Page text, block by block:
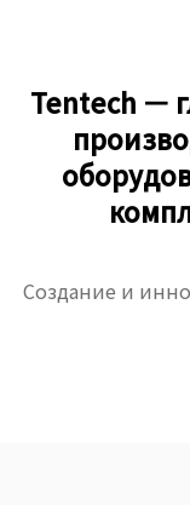
Tentech —
Создание и